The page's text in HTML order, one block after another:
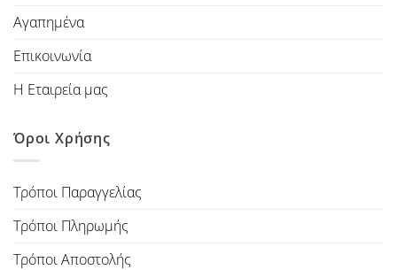
Αγαπημένα
Επικοινωνία
Η Εταιρεία μας
Όροι Χρήσης
Τρόποι Παραγγελίας
Τρόποι Πληρωμής
Τρόποι Αποστολής